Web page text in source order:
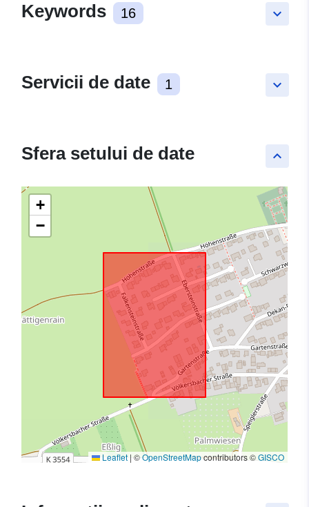
keyboard_arrow_down
Keywords 16
keyboard_arrow_down
Servicii de date 1
keyboard_arrow_up
Sfera setului de date
+
−
Leaflet | ©OpenStreetMapcontributors ©GISCO